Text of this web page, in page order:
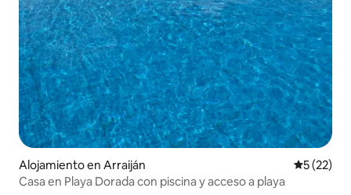
Alojamiento en Arraiján
5 (22)
Casa en Playa Dorada con piscina y acceso a playa